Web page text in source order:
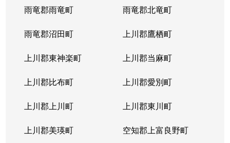
雨竜郡雨竜町 雨竜郡北竜町
雨竜郡沼田町 上川郡鷹栖町
上川郡東神楽町 上川郡当麻町
上川郡比布町 上川郡愛別町
上川郡上川町 上川郡東川町
上川郡美瑛町 空知郡上富良野町